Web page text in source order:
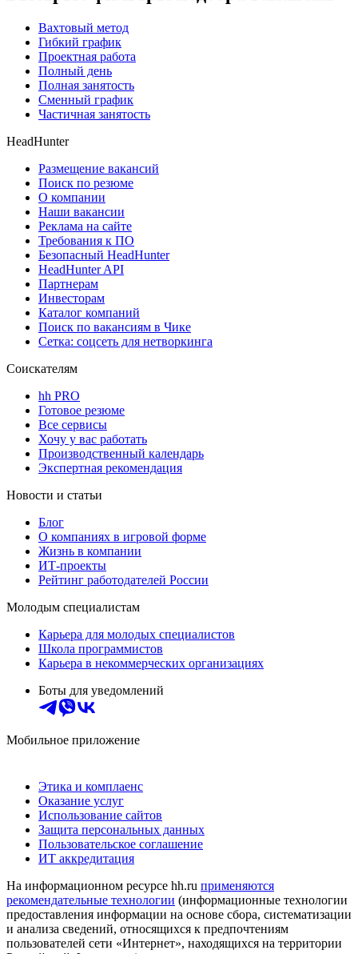
Вахтовый метод
Гибкий график
Проектная работа
Полный день
Полная занятость
Сменный график
Частичная занятость
HeadHunter
Размещение вакансий
Поиск по резюме
О компании
Наши вакансии
Реклама на сайте
Требования к ПО
Безопасный HeadHunter
HeadHunter API
Партнерам
Инвесторам
Каталог компаний
Поиск по вакансиям в Чике
Сетка: соцсеть для нетворкинга
Соискателям
hh PRO
Готовое резюме
Все сервисы
Хочу у вас работать
Производственный календарь
Экспертная рекомендация
Новости и статьи
Блог
О компаниях в игровой форме
Жизнь в компании
ИТ-проекты
Рейтинг работодателей России
Молодым специалистам
Карьера для молодых специалистов
Школа программистов
Карьера в некоммерческих организациях
Боты для уведомлений
Мобильное приложение
Этика и комплаенс
Оказание услуг
Использование сайтов
Защита персональных данных
Пользовательское соглашение
ИТ аккредитация
На информационном ресурсе hh.ru применяются
рекомендательные технологии (информационные технологии
предоставления информации на основе сбора, систематизации
и анализа сведений, относящихся к предпочтениям
пользователей сети «Интернет», находящихся на территории